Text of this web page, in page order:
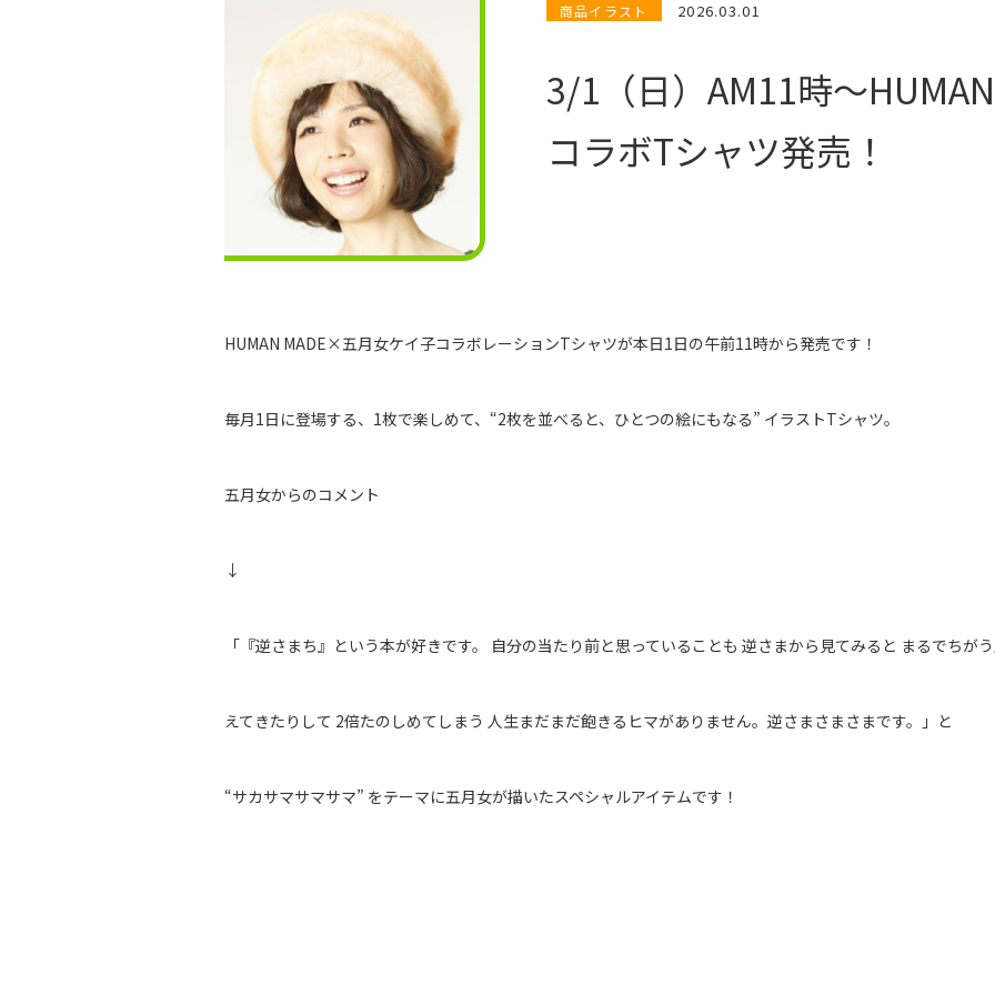
商品イラスト 2026.03.01
3/1（日）AM11時〜
コラボTシャツ発売！
HUMAN MADE×五月女ケイ子コラボレーションTシャツが本日1日の午前11時から発売です！
毎⽉1⽇に登場する、1枚で楽しめて、“2枚を並べると、ひとつの絵にもなる” イラストTシャツ。
五月女からのコメント
↓
「『逆さまち』という本が好きです。 ⾃分の当たり前と思っていることも 逆さまから⾒てみると まるでちが
えてきたりして 2倍たのしめてしまう ⼈⽣まだまだ飽きるヒマがありません。逆さまさまさまです。」と
“サカサマサマサマ” をテーマに五⽉⼥が描いたスペシャルアイテムです！